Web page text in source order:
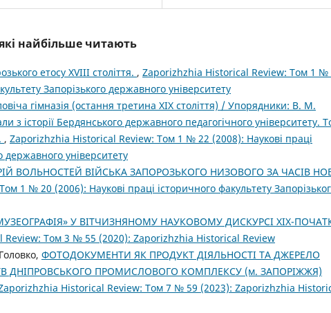
найбільше читають
етосу XVIII століття. , Zaporizhzhia Historical Review: Том 1 №
Запорізького державного університету
гімназія (остання третина ХІХ століття) / Упорядники: В. М.
з історії Бердянського державного педагогічного університету.
, Zaporizhzhia Historical Review: Том 1 № 22 (2008): Наукові праці
державного університету
ВОЛЬНОСТЕЙ ВІЙСЬКА ЗАПОРОЗЬКОГО НИЗОВОГО ЗА ЧАСІВ
1 № 20 (2006): Наукові праці історичного факультету
У ВІТЧИЗНЯНОМУ НАУКОВОМУ ДИСКУРСІ ХІХ-
Том 3 № 55 (2020): Zaporizhzhia Historical Review
ФОТОДОКУМЕНТИ ЯК ПРОДУКТ ДІЯЛЬНОСТІ ТА ДЖЕРЕЛО
ДНІПРОВСЬКОГО ПРОМИСЛОВОГО КОМПЛЕКСУ (м. ЗАПОРІЖЖЯ)
Historical Review: Том 7 № 59 (2023): Zaporizhzhia